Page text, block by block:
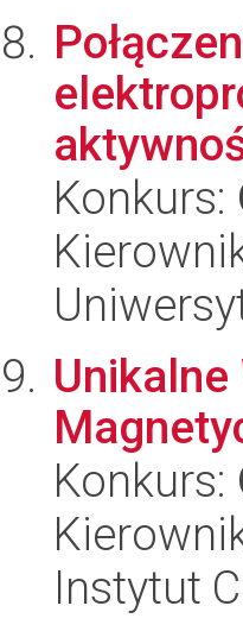
Konkurs:
Konkurs:
Instytut